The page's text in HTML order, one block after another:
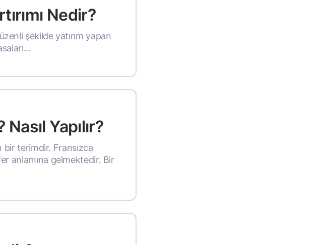
Nedir?
şekilde yatırım yapan
Yapılır?
bir terimdir. Fransızca
anlamına gelmektedir. Bir